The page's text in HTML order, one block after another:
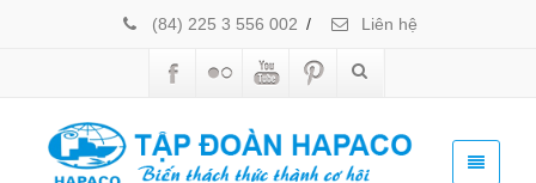
(84) 225 3 556 002 / Liên hệ